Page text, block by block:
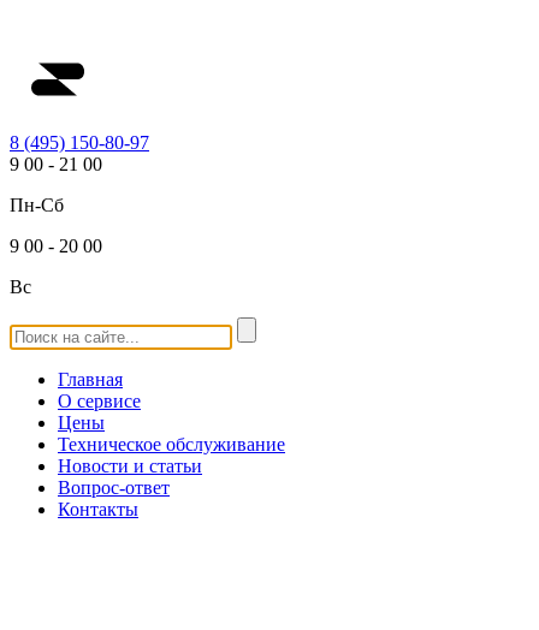
8 (495) 150-80-97
9 00 - 21 00
Пн-Сб
9 00 - 20 00
Вс
Главная
О сервисе
Цены
Техническое обслуживание
Новости и статьи
Вопрос-ответ
Контакты